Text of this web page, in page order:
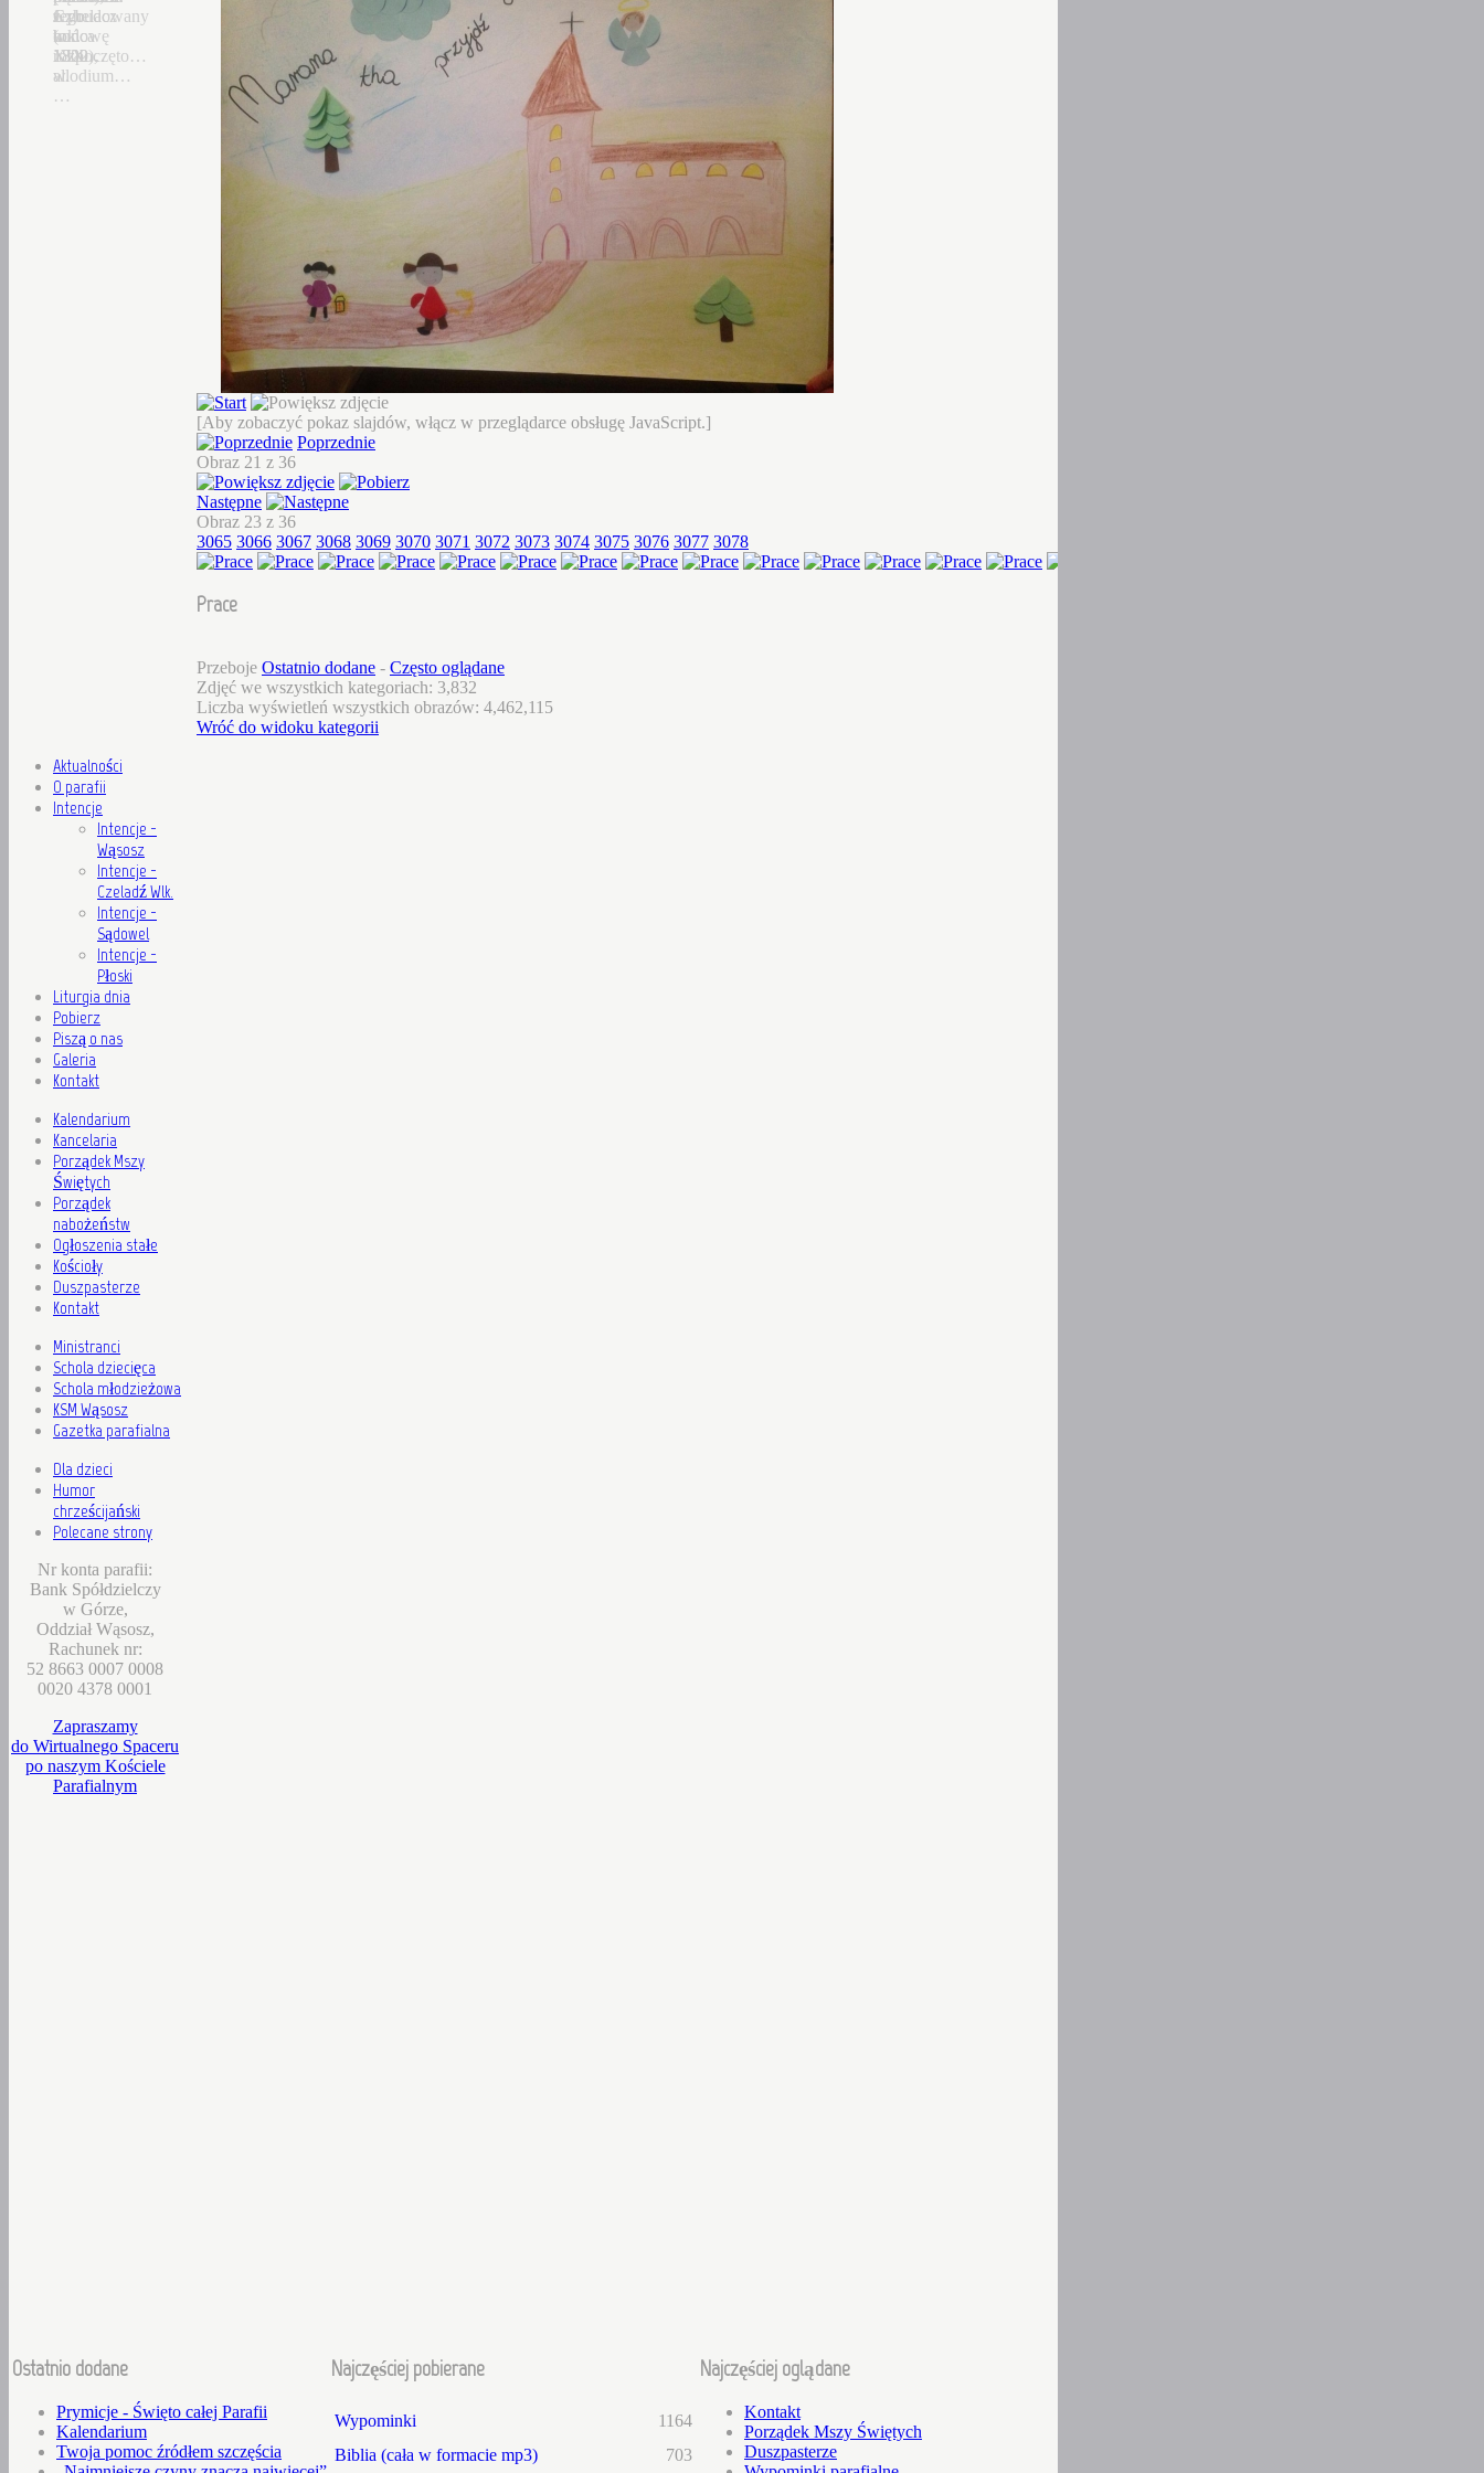
Czhelacz
(ok.
1300),
allodium…
z
końca
XIX
w.
…
Jego
budowę
rozpoczęto…
wybudowany
w
1822…
[Aby zobaczyć pokaz slajdów, włącz w przeglądarce obsługę JavaScript.]
Poprzednie
Obraz 21 z 36
Następne
Obraz 23 z 36
3065 3066 3067 3068 3069 3070 3071 3072 3073 3074 3075 3076 3077 3078
Prace
Przeboje Ostatnio dodane - Często oglądane
Zdjęć we wszystkich kategoriach: 3,832
Liczba wyświetleń wszystkich obrazów: 4,462,115
Wróć do widoku kategorii
Aktualności
O parafii
Intencje
Intencje -
Wąsosz
Intencje -
Czeladź Wlk.
Intencje -
Sądowel
Intencje -
Płoski
Liturgia dnia
Pobierz
Piszą o nas
Galeria
Kontakt
Kalendarium
Kancelaria
Porządek Mszy
Świętych
Porządek
nabożeństw
Ogłoszenia stałe
Kościoły
Duszpasterze
Kontakt
Ministranci
Schola dziecięca
Schola młodzieżowa
KSM Wąsosz
Gazetka parafialna
Dla dzieci
Humor
chrześcijański
Polecane strony
Nr konta parafii:
Bank Spółdzielczy
w Górze,
Oddział Wąsosz,
Rachunek nr:
52 8663 0007 0008
0020 4378 0001
Zapraszamy
do Wirtualnego Spaceru
po naszym Kościele
Parafialnym
Ostatnio dodane
Prymicje - Święto całej Parafii
Kalendarium
Twoja pomoc źródłem szczęścia
Najczęściej pobierane
Wypominki
1164
Biblia (cała w formacie mp3)
703
Najczęściej oglądane
Kontakt
Porządek Mszy Świętych
Duszpasterze